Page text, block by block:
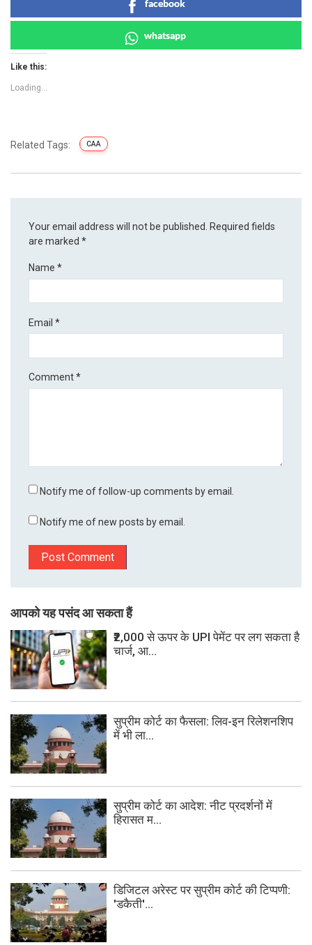
facebook
whatsapp
Like this:
Loading...
Related Tags: CAA
Your email address will not be published.
Required fields
are marked*
Name*
Email*
Comment*
Notify me of follow-up comments by email.
Notify me of new posts by email.
आपको यह पसंद आ सकता हैं
₹2,000 से ऊपर के UPI पेमेंट पर लग सकता है
चार्ज, आ...
सुप्रीम कोर्ट का फैसला: लिव-इन रिलेशनशिप
में भी ला...
सुप्रीम कोर्ट का आदेश: नीट प्रदर्शनों में
हिरासत म...
डिजिटल अरेस्ट पर सुप्रीम कोर्ट की टिप्पणी:
'डकैती'...